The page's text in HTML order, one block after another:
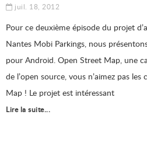
juil. 18, 2012
Pour ce deuxième épisode du projet
Nantes Mobi Parkings, nous
pour Android. Open Street Map, une
de l’open source, vous n’aimez pas
Map ! Le projet est intéressant
Lire la suite...